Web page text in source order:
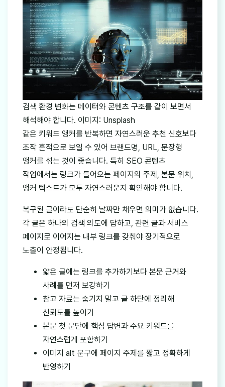
검색 환경 변화는 데이터와 콘텐츠 구조를 같이 보면서
해석해야 합니다. 이미지: Unsplash
같은 키워드 앵커를 반복하면 자연스러운 추천 신호보다
조작 흔적으로 보일 수 있어 브랜드명, URL, 문장형
앵커를 섞는 것이 좋습니다. 특히 SEO 콘텐츠
작업에서는 링크가 들어오는 페이지의 주제, 본문 위치,
앵커 텍스트가 모두 자연스러운지 확인해야 합니다.
복구된 글이라도 단순히 날짜만 채우면 의미가 없습니다.
각 글은 하나의 검색 의도에 답하고, 관련 글과 서비스
페이지로 이어지는 내부 링크를 갖춰야 장기적으로
노출이 안정됩니다.
얇은 글에는 링크를 추가하기보다 본문 근거와
사례를 먼저 보강하기
참고 자료는 숨기지 말고 글 하단에 정리해
신뢰도를 높이기
본문 첫 문단에 핵심 답변과 주요 키워드를
자연스럽게 포함하기
이미지 alt 문구에 페이지 주제를 짧고 정확하게
반영하기